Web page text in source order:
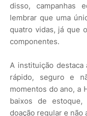
disso, campanhas
lembrar que uma
quatro vidas, já que
componentes.
A instituição
rápido, seguro e
momentos do ano, a
baixos de
doação regular e não